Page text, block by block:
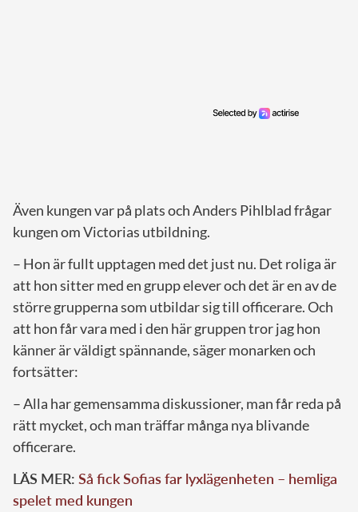
Även kungen var på plats och Anders Pihlblad frågar
kungen om Victorias utbildning.
– Hon är fullt upptagen med det just nu. Det roliga är
att hon sitter med en grupp elever och det är en av de
större grupperna som utbildar sig till officerare. Och
att hon får vara med i den här gruppen tror jag hon
känner är väldigt spännande, säger monarken och
fortsätter:
– Alla har gemensamma diskussioner, man får reda på
rätt mycket, och man träffar många nya blivande
officerare.
LÄS MER: Så fick Sofias far lyxlägenheten – hemliga
spelet med kungen